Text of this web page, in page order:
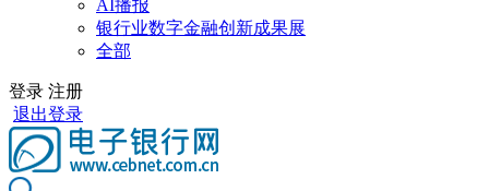
AI播报
银行业数字金融创新成果展
全部
登录 注册
退出登录